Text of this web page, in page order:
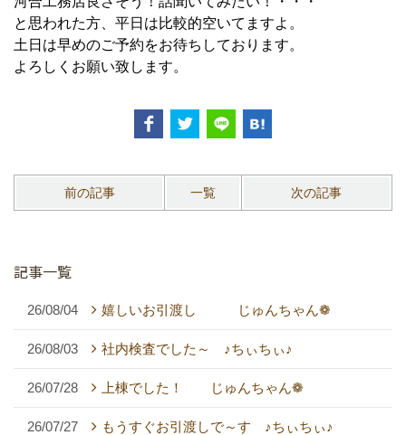
と思われた方、平日は比較的空いてますよ。
土日は早めのご予約をお待ちしております。
よろしくお願い致します。
前の記事 一覧 次の記事
記事一覧
26/08/04 嬉しいお引渡し じゅんちゃん❁
26/08/03 社内検査でした～ ♪ちぃちぃ♪
26/07/28 上棟でした！ じゅんちゃん❁
26/07/27 もうすぐお引渡しで～す ♪ちぃちぃ♪